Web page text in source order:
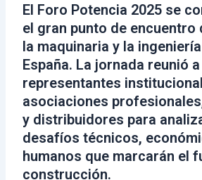
El Foro Potencia 2025 se
el gran punto de encuentro
la maquinaria y la
España. La jornada reunió a
representantes
asociaciones
y distribuidores para
desafíos técnicos,
humanos que marcarán el
construcción.